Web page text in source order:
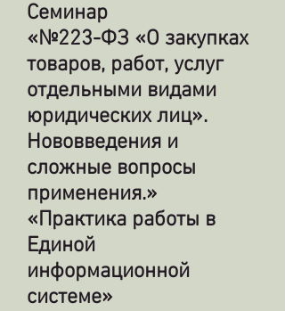
Семинар
«№223-ФЗ «О закупках
товаров, работ, услуг
отдельными видами
юридических лиц».
Нововведения и
сложные вопросы
применения.»
«Практика работы в
Единой
информационной
системе»